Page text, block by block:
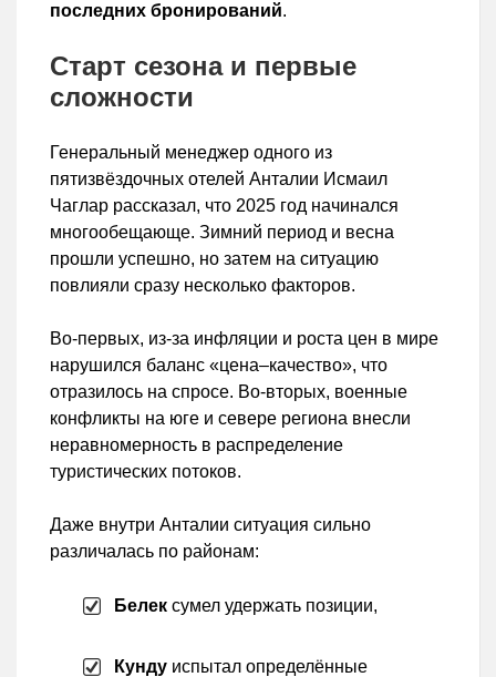
последних бронирований.
Старт сезона и первые
сложности
Генеральный менеджер одного из
пятизвёздочных отелей Анталии Исмаил
Чаглар рассказал, что 2025 год начинался
многообещающе. Зимний период и весна
прошли успешно, но затем на ситуацию
повлияли сразу несколько факторов.
Во-первых, из-за инфляции и роста цен в мире
нарушился баланс «цена–качество», что
отразилось на спросе. Во-вторых, военные
конфликты на юге и севере региона внесли
неравномерность в распределение
туристических потоков.
Даже внутри Анталии ситуация сильно
различалась по районам:
Белек сумел удержать позиции,
Кунду испытал определённые